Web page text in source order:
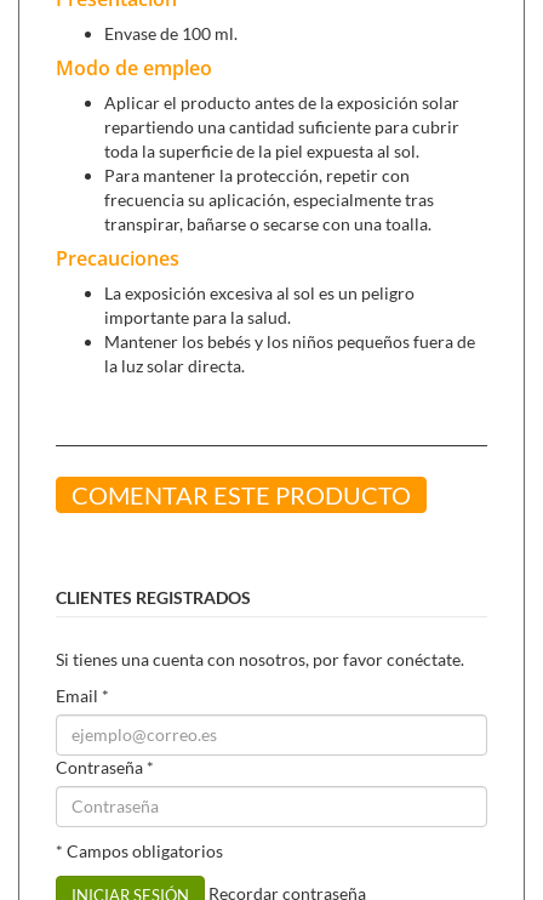
Envase de 100 ml.
Modo de empleo
Aplicar el producto antes de la exposición solar
repartiendo una cantidad suficiente para cubrir
toda la superficie de la piel expuesta al sol.
Para mantener la protección, repetir con
frecuencia su aplicación, especialmente tras
transpirar, bañarse o secarse con una toalla.
Precauciones
La exposición excesiva al sol es un peligro
importante para la salud.
Mantener los bebés y los niños pequeños fuera de
la luz solar directa.
COMENTAR ESTE PRODUCTO
CLIENTES REGISTRADOS
Si tienes una cuenta con nosotros, por favor conéctate.
Email *
Contraseña *
* Campos obligatorios
INICIAR SESIÓN Recordar contraseña